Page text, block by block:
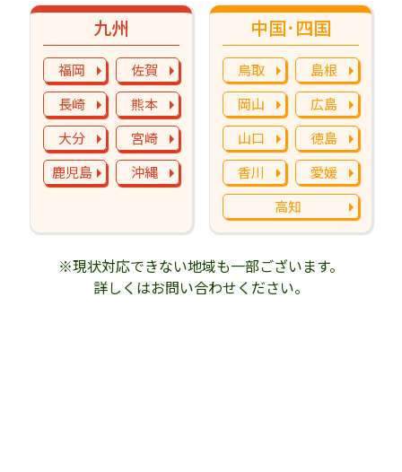
九州
福岡
佐賀
長崎
熊本
大分
宮崎
鹿児島
沖縄
中国･四国
鳥取
島根
岡山
広島
山口
徳島
香川
愛媛
高知
※現状対応できない地域も一部ございます。
詳しくはお問い合わせください。